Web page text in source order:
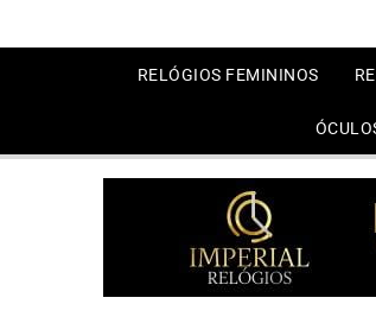
RELÓGIOS FEMININOS